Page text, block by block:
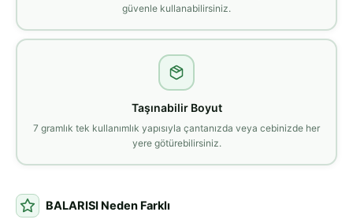
güvenle kullanabilirsiniz.
Taşınabilir Boyut
7 gramlık tek kullanımlık yapısıyla çantanızda veya cebinizde her
yere götürebilirsiniz.
BALARISI Neden Farklı